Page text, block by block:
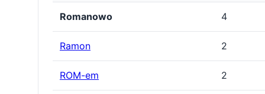
Romanowo 4
Ramon 2
ROM-em 2